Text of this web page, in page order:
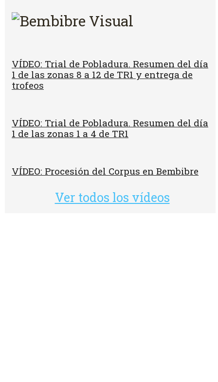
VÍDEO: Trial de Pobladura. Resumen del día
1 de las zonas 8 a 12 de TR1 y entrega de
trofeos
VÍDEO: Trial de Pobladura. Resumen del día
1 de las zonas 1 a 4 de TR1
VÍDEO: Procesión del Corpus en Bembibre
Ver todos los vídeos